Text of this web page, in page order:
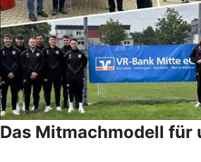
Das Mitmachmodell für